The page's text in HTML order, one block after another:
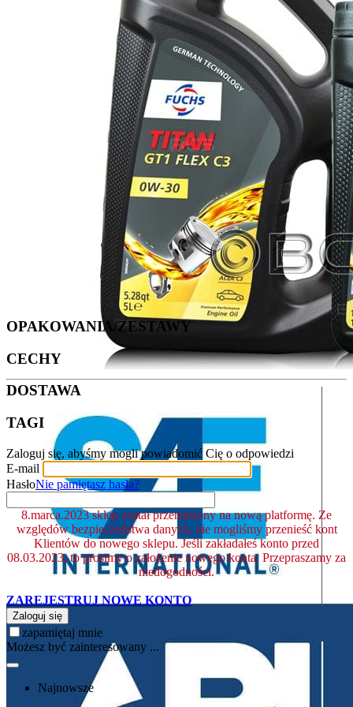
OPAKOWANIA/ZESTAWY
CECHY
DOSTAWA
TAGI
Zaloguj się, abyśmy mogli powiadomić Cię o odpowiedzi
E-mail
HasłoNie pamiętasz hasła?
8.marca.2023 sklep został przeniesiony na nową platformę. Ze
względów bezpieczeństwa danych, nie mogliśmy przenieść kont
Klientów do nowego sklepu. Jeśli zakładałeś konto przed
08.03.2023, to prosimy o założenie nowego konta. Przepraszamy za
niedogodności.
ZAREJESTRUJ NOWE KONTO
Zaloguj się
zapamiętaj mnie
Możesz być zainteresowany ...
Najnowsze